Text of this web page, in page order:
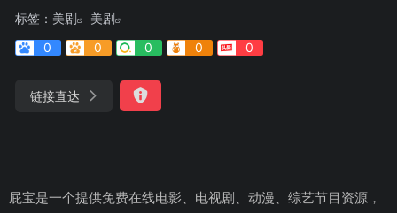
标签： 美剧
美剧
0
0 0 0 0
链接直达
屁宝是一个提供免费在线电影、电视剧、动漫、综艺节目资源，